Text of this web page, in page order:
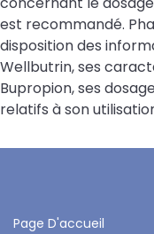
est recommandé.
disposition des
Wellbutrin, ses
Bupropion, ses
relatifs à son
Page D'accueil